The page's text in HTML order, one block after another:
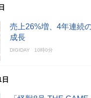
売上26%増、4年連続
成長
DIGIDAY 10時0分